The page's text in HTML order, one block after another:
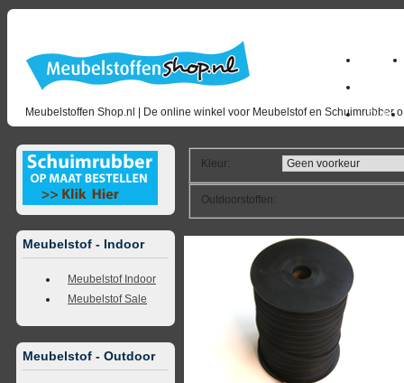
Meubelstoffen Shop.nl | De online winkel voor Meubelstof en Schuimrubber
Home
Outlet
Meubelstof - Indoor
Meubelstof Indoor
Meubelstof Sale
Meubelstof - Outdoor
Kleur:
Outdoorstoffen: